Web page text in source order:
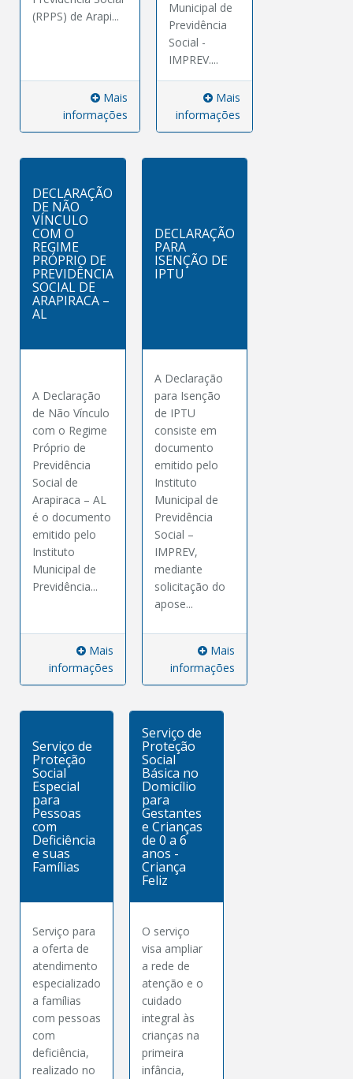
(RPPS) de Arapi...
Mais
informações
Municipal de
Previdência
Social -
IMPREV....
Mais
informações
DECLARAÇÃO
DE NÃO
VÍNCULO
COM O
REGIME
PRÓPRIO DE
PREVIDÊNCIA
SOCIAL DE
ARAPIRACA –
AL
A Declaração
de Não Vínculo
com o Regime
Próprio de
Previdência
Social de
Arapiraca – AL
é o documento
emitido pelo
Instituto
Municipal de
Previdência...
Mais
informações
DECLARAÇÃO
PARA
ISENÇÃO DE
IPTU
A Declaração
para Isenção
de IPTU
consiste em
documento
emitido pelo
Instituto
Municipal de
Previdência
Social –
IMPREV,
mediante
solicitação do
apose...
Mais
informações
Serviço de
Proteção
Social
Especial
para
Pessoas
com
Deficiência
e suas
Famílias
Serviço para
a oferta de
atendimento
especializado
a famílias
com pessoas
com
deficiência,
realizado no
Serviço de
Proteção
Social
Básica no
Domicílio
para
Gestantes
e Crianças
de 0 a 6
anos -
Criança
Feliz
O serviço
visa ampliar
a rede de
atenção e o
cuidado
integral às
crianças na
primeira
infância,